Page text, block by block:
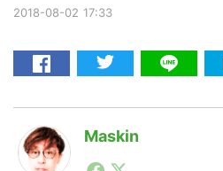
2018-08-02 17:33
Maskin
1990年代初頭から記者と
RE:LIFE
Re:Work
AI
[Startup]
[Voice Edition]
[YouTube]